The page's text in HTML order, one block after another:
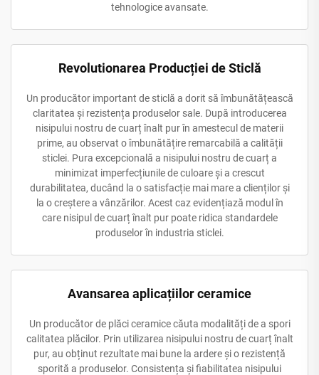
tehnologice avansate.
Revolutionarea Producției de Sticlă
Un producător important de sticlă a dorit să îmbunătățească
claritatea și rezistența produselor sale. După introducerea
nisipului nostru de cuarț înalt pur în amestecul de materii
prime, au observat o îmbunătățire remarcabilă a calității
sticlei. Pura excepcională a nisipului nostru de cuarț a
minimizat imperfecțiunile de culoare și a crescut
durabilitatea, ducând la o satisfacție mai mare a clienților și
la o creștere a vânzărilor. Acest caz evidențiază modul în
care nisipul de cuarț înalt pur poate ridica standardele
produselor în industria sticlei.
Avansarea aplicațiilor ceramice
Un producător de plăci ceramice căuta modalități de a spori
calitatea plăcilor. Prin utilizarea nisipului nostru de cuarț înalt
pur, au obținut rezultate mai bune la ardere și o rezistență
sporită a produselor. Consistența și fiabilitatea nisipului